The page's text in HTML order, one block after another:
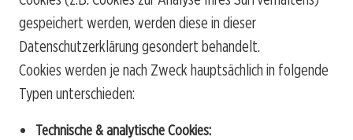
gespeichert werden, werden diese in dieser
Datenschutzerklärung gesondert behandelt.
Cookies werden je nach Zweck hauptsächlich in folgende
Typen unterschieden:
Technische & analytische Cookies: